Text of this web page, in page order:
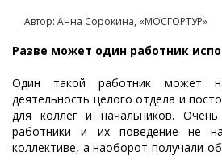
Автор: Анна Сорокина, «МОСГОРТУР»
Разве может один работник
Один такой работник может
деятельность целого отдела и
для коллег и начальников.
работники и их поведение не
коллективе, а наоборот получали